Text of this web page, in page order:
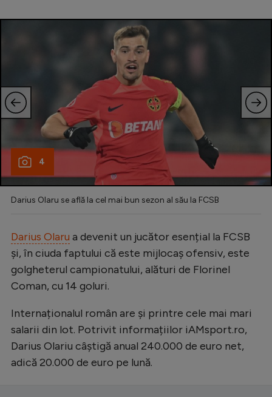
4
Darius Olaru se află la cel mai bun sezon al său la FCSB
Darius Olaru a devenit un jucător esențial la FCSB
și, în ciuda faptului că este mijlocaș ofensiv, este
golgheterul campionatului, alături de Florinel
Coman, cu 14 goluri.
Internaționalul român are și printre cele mai mari
salarii din lot. Potrivit informațiilor iAMsport.ro,
Darius Olariu câștigă anual 240.000 de euro net,
adică 20.000 de euro pe lună.